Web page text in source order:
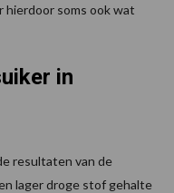
hierdoor soms ook wat
in
resultaten van de
lager droge stof gehalte